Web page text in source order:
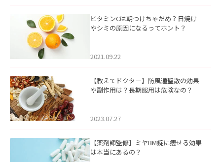
ビタミンCは朝つけちゃだめ？日焼け
やシミの原因になるってホント？
2021.09.22
【教えてドクター】防風通聖散の効果
や副作用は？長期服用は危険なの？
2023.07.27
【薬剤師監修】ミヤBM錠に痩せる効果
は本当にあるの？